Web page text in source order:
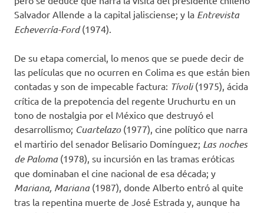
Salvador Allende a la capital jalisciense; y la Entrevista
Echeverría-Ford(1974).
De su etapa comercial, lo menos que se puede decir de
las películas que no ocurren en Colima es que están bien
contadas y son de impecable factura: Tívoli(1975), ácida
crítica de la prepotencia del regente Uruchurtu en un
tono de nostalgia por el México que destruyó el
desarrollismo; Cuartelazo(1977), cine político que narra
el martirio del senador Belisario Domínguez; Las noches
de Paloma (1978), su incursión en las tramas eróticas
que dominaban el cine nacional de esa década; y
Mariana, Mariana(1987), donde Alberto entró al quite
tras la repentina muerte de José Estrada y, aunque ha